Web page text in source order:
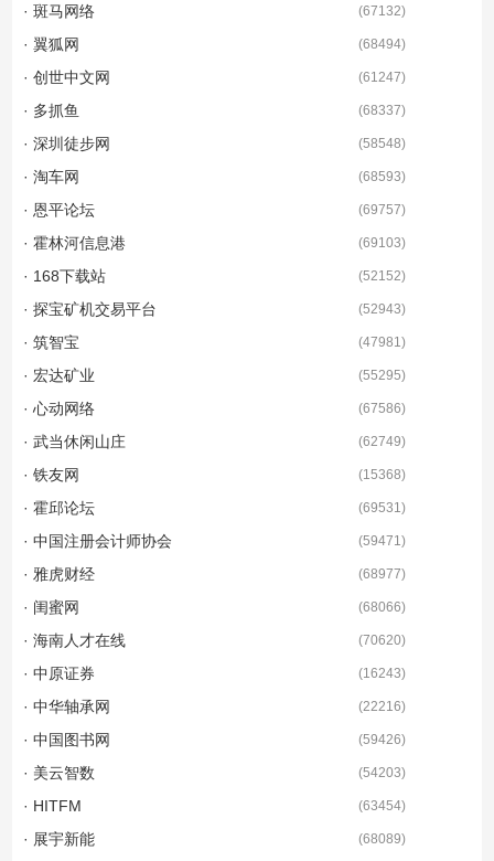
· 斑马网络 (67132)
· 翼狐网 (68494)
· 创世中文网 (61247)
· 多抓鱼 (68337)
· 深圳徒步网 (58548)
· 淘车网 (68593)
· 恩平论坛 (69757)
· 霍林河信息港 (69103)
· 168下载站 (52152)
· 探宝矿机交易平台 (52943)
· 筑智宝 (47981)
· 宏达矿业 (55295)
· 心动网络 (67586)
· 武当休闲山庄 (62749)
· 铁友网 (15368)
· 霍邱论坛 (69531)
· 中国注册会计师协会 (59471)
· 雅虎财经 (68977)
· 闺蜜网 (68066)
· 海南人才在线 (70620)
· 中原证券 (16243)
· 中华轴承网 (22216)
· 中国图书网 (59426)
· 美云智数 (54203)
· HITFM (63454)
· 展宇新能 (68089)